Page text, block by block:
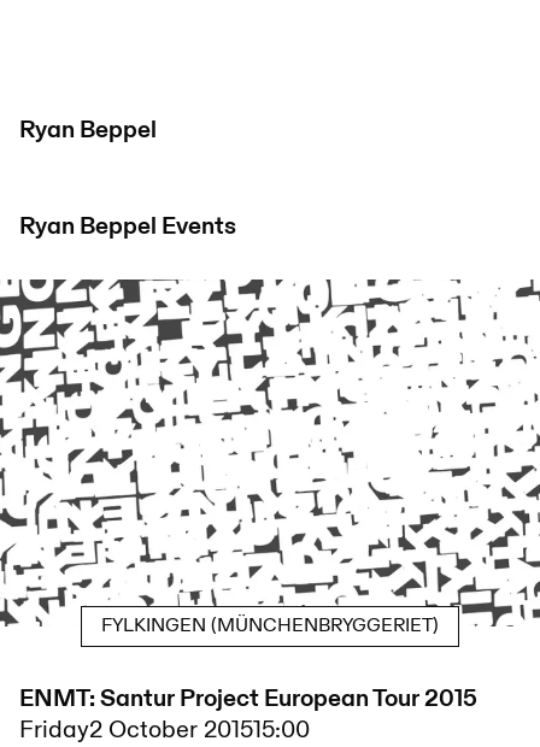
Ryan Beppel
Ryan Beppel Events
FYLKINGEN (MÜNCHENBRYGGERIET)
ENMT: Santur Project European Tour 2015
Friday2 October 201515:00